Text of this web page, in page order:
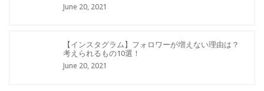
June 20, 2021
【インスタグラム】フォロワーが増えない理由は？
考えられるもの10選！
June 20, 2021